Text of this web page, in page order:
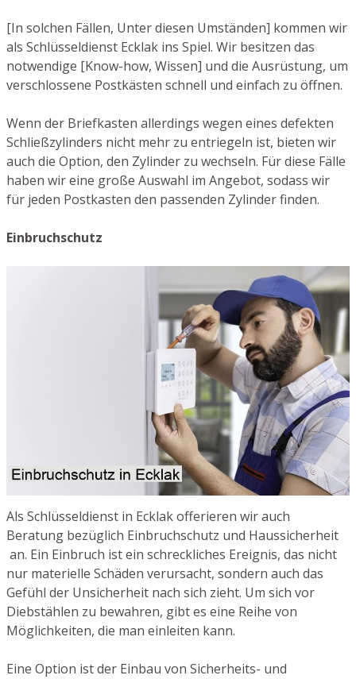
[In solchen Fällen, Unter diesen Umständen] kommen wir
als Schlüsseldienst Ecklak ins Spiel. Wir besitzen das
notwendige [Know-how, Wissen] und die Ausrüstung, um
verschlossene Postkästen schnell und einfach zu öffnen.
Wenn der Briefkasten allerdings wegen eines defekten
Schließzylinders nicht mehr zu entriegeln ist, bieten wir
auch die Option, den Zylinder zu wechseln. Für diese Fälle
haben wir eine große Auswahl im Angebot, sodass wir
für jeden Postkasten den passenden Zylinder finden.
Einbruchschutz
Als Schlüsseldienst in Ecklak offerieren wir auch
Beratung bezüglich Einbruchschutz und Haussicherheit
an. Ein Einbruch ist ein schreckliches Ereignis, das nicht
nur materielle Schäden verursacht, sondern auch das
Gefühl der Unsicherheit nach sich zieht. Um sich vor
Diebstählen zu bewahren, gibt es eine Reihe von
Möglichkeiten, die man einleiten kann.
Eine Option ist der Einbau von Sicherheits- und